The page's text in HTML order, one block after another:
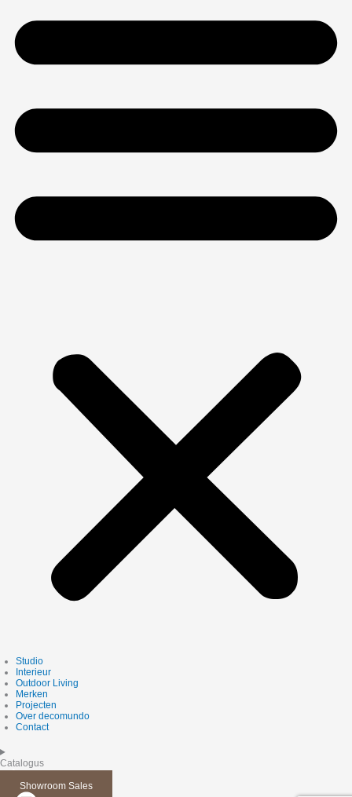
Studio
Interieur
Outdoor Living
Merken
Projecten
Over decomundo
Contact
Catalogus
Showroom Sales